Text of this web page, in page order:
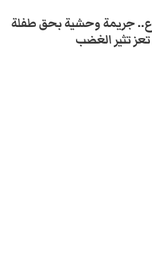
جريمة وحشية بحق طفلة
تثير الغضب